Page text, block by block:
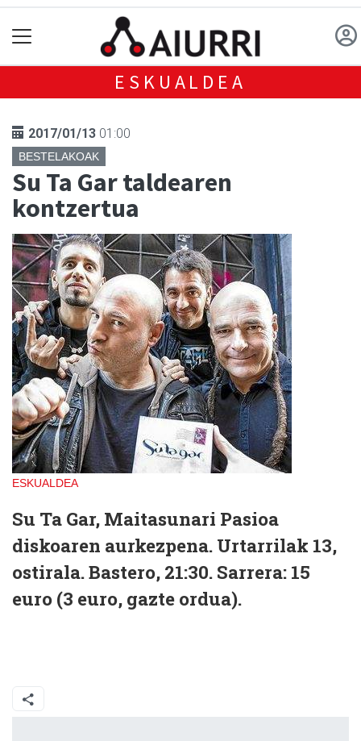
ESKUALDEA
2017/01/13 01:00
BESTELAKOAK
Su Ta Gar taldearen
kontzertua
ESKUALDEA
Su Ta Gar, Maitasunari Pasioa
diskoaren aurkezpena. Urtarrilak 13,
ostirala. Bastero, 21:30. Sarrera: 15
euro (3 euro, gazte ordua).